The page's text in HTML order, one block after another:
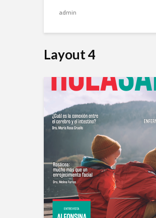
admin
Layout 4